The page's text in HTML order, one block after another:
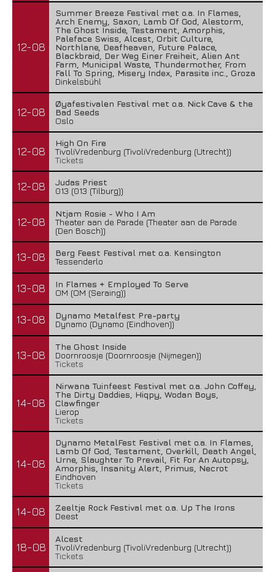
12-08
Summer Breeze Festival met o.a. In Flames,
Arch Enemy, Saxon, Lamb Of God, Alestorm,
The Ghost Inside, Testament, Amorphis,
Paleface Swiss, Alcest, Orbit Culture,
Northlane, Deafheaven, Future Palace,
Blackbraid, Der Weg Einer Freiheit, Alien Ant
Farm, Municipal Waste, Thundermother, From
Fall To Spring, Misery Index, Parasite inc., Groza
Dinkelsbühl
12-08
Øyafestivalen Festival met o.a. Nick Cave & the
Bad Seeds
Oslo
12-08
High On Fire
TivoliVredenburg (TivoliVredenburg (Utrecht))
Tickets
12-08
Judas Priest
013 (013 (Tilburg))
12-08
Ntjam Rosie - Who I Am
Theater aan de Parade (Theater aan de Parade
(Den Bosch))
13-08
Berg Feest Festival met o.a. Kensington
Tessenderlo
13-08
In Flames + Employed To Serve
OM (OM (Seraing))
13-08
Dynamo Metalfest Pre-party
Dynamo (Dynamo (Eindhoven))
13-08
The Ghost Inside
Doornroosje (Doornroosje (Nijmegen))
Tickets
14-08
Nirwana Tuinfeest Festival met o.a. John Coffey,
The Dirty Daddies, Hiqpy, Wodan Boys,
Clawfinger
Lierop
Tickets
14-08
Dynamo MetalFest Festival met o.a. In Flames,
Lamb Of God, Testament, Overkill, Death Angel,
Urne, Slaughter To Prevail, Fit For An Autopsy,
Amorphis, Insanity Alert, Primus, Necrot
Eindhoven
Tickets
14-08
Zeeltje Rock Festival met o.a. Up The Irons
Deest
18-08
Alcest
TivoliVredenburg (TivoliVredenburg (Utrecht))
Tickets